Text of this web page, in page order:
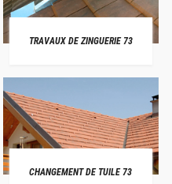
TRAVAUX DE ZINGUERIE 73
CHANGEMENT DE TUILE 73